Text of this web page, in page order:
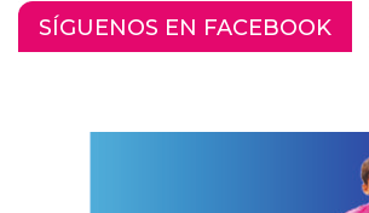
SÍGUENOS EN FACEBOOK